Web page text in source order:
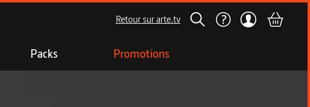
Retour sur arte.tv
Packs Promotions